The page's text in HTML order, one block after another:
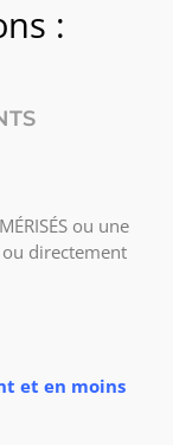
:
ou une
directement
et en moins